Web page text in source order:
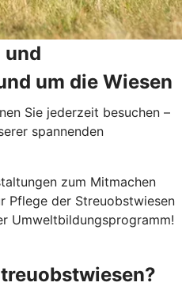
und
um die Wiesen
Sie jederzeit besuchen –
spannenden
zum Mitmachen
Pflege der Streuobstwiesen
Umweltbildungsprogramm!